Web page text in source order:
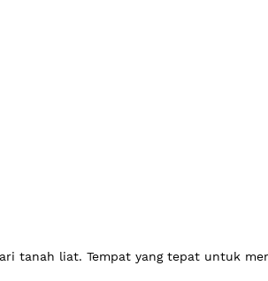
tanah liat. Tempat yang tepat untuk